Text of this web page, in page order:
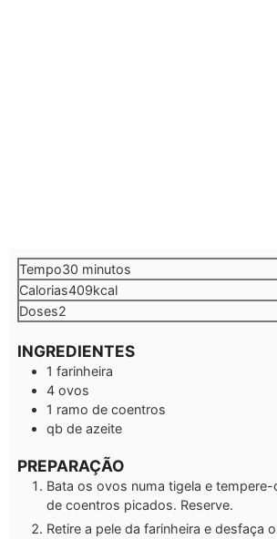
Tempo30 minutos
minutos
Calorias409kcal
Doses2
INGREDIENTES
1 farinheira
4 ovos
1 ramo de coentros
qb de azeite
PREPARAÇÃO
Bata os ovos numa tigela e
de coentros picados. Reserve.
Retire a pele da farinheira e desfaça